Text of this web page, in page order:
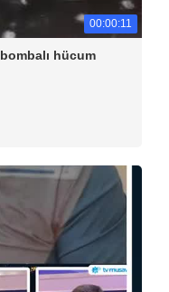
00:00:11
hücum